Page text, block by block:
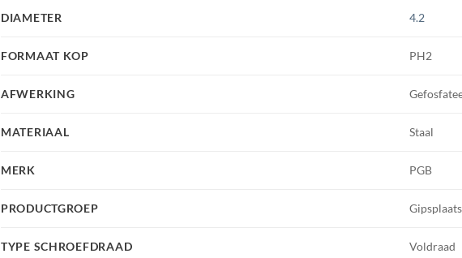
DIAMETER 4.2
FORMAAT KOP PH2
AFWERKING
MATERIAAL Staal
MERK PGB
PRODUCTGROEP
TYPE SCHROEFDRAAD Voldraad